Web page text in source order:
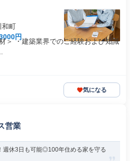
和町
円
＞ ・建築業界でのご経験および知識
気になる
営業
週休3日も可能◎100年住める家を守る